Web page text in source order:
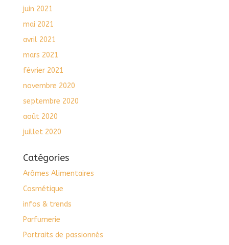
juin 2021
mai 2021
avril 2021
mars 2021
février 2021
novembre 2020
septembre 2020
août 2020
juillet 2020
Catégories
Arômes Alimentaires
Cosmétique
infos & trends
Parfumerie
Portraits de passionnés